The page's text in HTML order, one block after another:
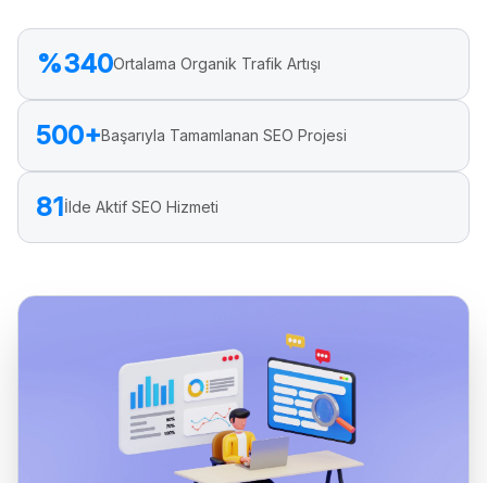
%340Ortalama Organik Trafik Artışı
500+Başarıyla Tamamlanan SEO Projesi
81İlde Aktif SEO Hizmeti